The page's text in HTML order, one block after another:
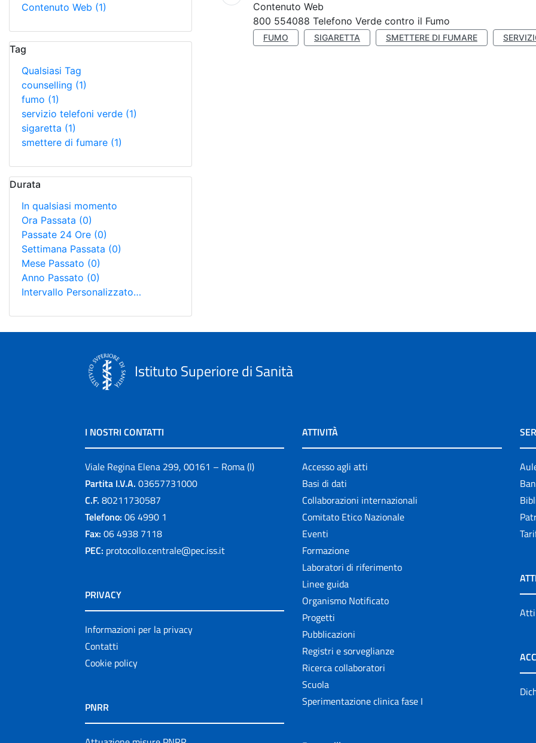
Contenuto Web (1)
Tag
Qualsiasi Tag
counselling (1)
fumo (1)
servizio telefoni verde (1)
sigaretta (1)
smettere di fumare (1)
Durata
In qualsiasi momento
Ora Passata (0)
Passate 24 Ore (0)
Settimana Passata (0)
Mese Passato (0)
Anno Passato (0)
Intervallo Personalizzato…
Contenuto Web
800 554088 Telefono Verde contro il Fumo
FUMO SIGARETTA SMETTERE DI FUMARE
Istituto Superiore di Sanità
I NOSTRI CONTATTI
Viale Regina Elena 299, 00161 – Roma (I)
Partita I.V.A. 03657731000
C.F. 80211730587
Telefono: 06 4990 1
Fax: 06 4938 7118
PEC: protocollo.centrale@pec.iss.it
PRIVACY
Informazioni per la privacy
Contatti
Cookie policy
PNRR
ATTIVITÀ
Accesso agli atti
Basi di dati
Collaborazioni internazionali
Comitato Etico Nazionale
Eventi
Formazione
Laboratori di riferimento
Linee guida
Organismo Notificato
Progetti
Pubblicazioni
Registri e sorveglianze
Ricerca collaboratori
Scuola
Sperimentazione clinica fase I
Atti